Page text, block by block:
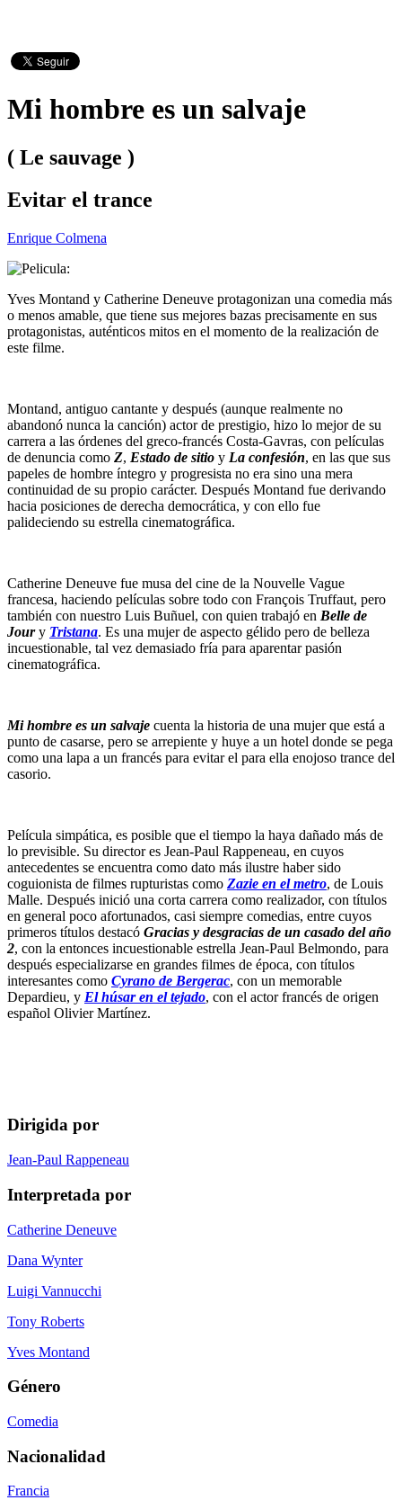
Mi hombre es un salvaje
( Le sauvage )
Evitar el trance
Enrique Colmena
Yves Montand y Catherine Deneuve protagonizan una comedia más
o menos amable, que tiene sus mejores bazas precisamente en sus
protagonistas, auténticos mitos en el momento de la realización de
este filme.
Montand, antiguo cantante y después (aunque realmente no
abandonó nunca la canción) actor de prestigio, hizo lo mejor de su
carrera a las órdenes del greco-francés Costa-Gavras, con películas
de denuncia como Z, Estado de sitio y La confesión, en las que sus
papeles de hombre íntegro y progresista no era sino una mera
continuidad de su propio carácter. Después Montand fue derivando
hacia posiciones de derecha democrática, y con ello fue
palideciendo su estrella cinematográfica.
Catherine Deneuve fue musa del cine de la Nouvelle Vague
francesa, haciendo películas sobre todo con François Truffaut, pero
también con nuestro Luis Buñuel, con quien trabajó en Belle de
Joury Tristana. Es una mujer de aspecto gélido pero de belleza
incuestionable, tal vez demasiado fría para aparentar pasión
cinematográfica.
Mi hombre es un salvaje cuenta la historia de una mujer que está a
punto de casarse, pero se arrepiente y huye a un hotel donde se pega
como una lapa a un francés para evitar el para ella enojoso trance del
casorio.
Película simpática, es posible que el tiempo la haya dañado más de
lo previsible. Su director es Jean-Paul Rappeneau, en cuyos
antecedentes se encuentra como dato más ilustre haber sido
coguionista de filmes rupturistas como Zazie en el metro, de Louis
Malle. Después inició una corta carrera como realizador, con títulos
en general poco afortunados, casi siempre comedias, entre cuyos
primeros títulos destacó Gracias y desgracias de un casado del año
2, con la entonces incuestionable estrella Jean-Paul Belmondo, para
después especializarse en grandes filmes de época, con títulos
interesantes como Cyrano de Bergerac, con un memorable
Depardieu, y El húsar en el tejado, con el actor francés de origen
español Olivier Martínez.
Dirigida por
Jean-Paul Rappeneau
Interpretada por
Catherine Deneuve
Dana Wynter
Luigi Vannucchi
Tony Roberts
Yves Montand
Género
Comedia
Nacionalidad
Francia